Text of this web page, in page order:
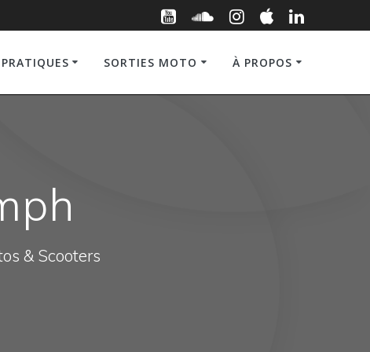
SORTIES MOTO À PROPOS
& Scooters